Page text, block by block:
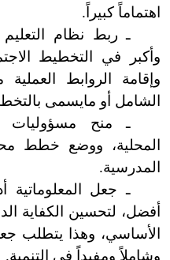
اهتماماً كبيراً.
ـ ربط نظام
وأكبر في التخطيط
وإقامة الروابط
الشامل أو مايسمى
ـ منح مسؤوليات
المحلية، ووضع خطط
المدرسية.
ـ جعل
أفضل، لتحسين الكفاية
الأساسي، وهذا يتطلب
وشاملاً ومفيداً في التنمية.